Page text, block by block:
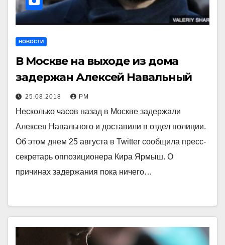
НОВОСТИ
В Москве на выходе из дома
задержан Алексей Навальный
25.08.2018 РМ
Несколько часов назад в Москве задержали
Алексея Навального и доставили в отдел полиции.
Об этом днем 25 августа в Twitter сообщила пресс-
секретарь оппозиционера Кира Ярмыш. О
причинах задержания пока ничего…